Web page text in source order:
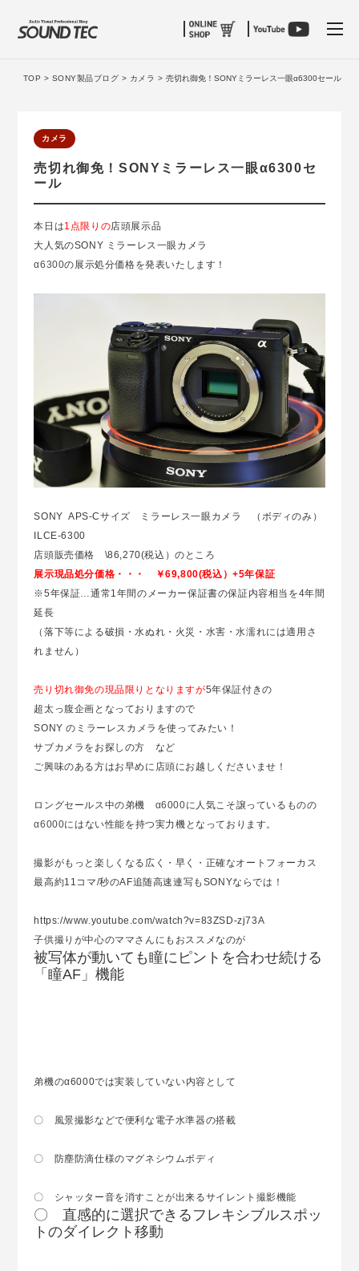
TOP > SONY製品ブログ > カメラ > 売切れ御免！SONYミラーレス一眼α6300セール
カメラ
売切れ御免！SONYミラーレス一眼α6300セ
ール
本日は1点限りの店頭展示品
大人気のSONY ミラーレス一眼カメラ
α6300の展示処分価格を発表いたします！
SONY APS-Cサイズ ミラーレス一眼カメラ （ボディのみ）
ILCE-6300
店頭販売価格 \86,270(税込）のところ
展示現品処分価格・・・ ￥69,800(税込）+5年保証
※5年保証…通常1年間のメーカー保証書の保証内容相当を4年間
延長
（落下等による破損・水ぬれ・火災・水害・水濡れには適用さ
れません）
売り切れ御免の現品限りとなりますが5年保証付きの
超太っ腹企画となっておりますので
SONY のミラーレスカメラを使ってみたい！
サブカメラをお探しの方 など
ご興味のある方はお早めに店頭にお越しくださいませ！
ロングセールス中の弟機 α6000に人気こそ譲っているものの
α6000にはない性能を持つ実力機となっております。
撮影がもっと楽しくなる広く・早く・正確なオートフォーカス
最高約11コマ/秒のAF追随高速連写もSONYならでは！
https://www.youtube.com/watch?v=83ZSD-zj73A
子供撮りが中心のママさんにもおススメなのが
被写体が動いても瞳にピントを合わせ続ける
「瞳AF」機能
弟機のα6000では実装していない内容として
〇 風景撮影などで便利な電子水準器の搭載
〇 防塵防滴仕様のマグネシウムボディ
〇 シャッター音を消すことが出来るサイレント撮影機能
〇 直感的に選択できるフレキシブルスポッ
トのダイレクト移動